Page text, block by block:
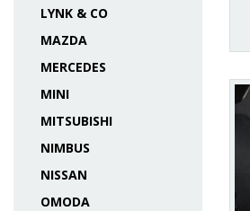
LYNK & CO
MAZDA
MERCEDES
MINI
MITSUBISHI
NIMBUS
NISSAN
OMODA